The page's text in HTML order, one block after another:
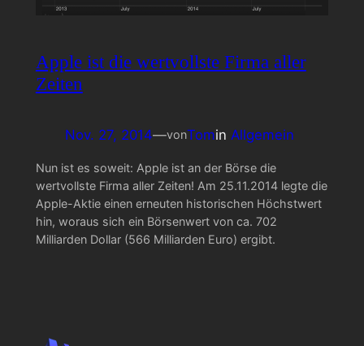
Apple ist die wertvollste Firma aller
Zeiten
Nov. 27, 2014—vonTomin Allgemein
Nun ist es soweit: Apple ist an der Börse die
wertvollste Firma aller Zeiten! Am 25.11.2014 legte die
Apple-Aktie einen erneuten historischen Höchstwert
hin, woraus sich ein Börsenwert von ca. 702
Milliarden Dollar (566 Milliarden Euro) ergibt.